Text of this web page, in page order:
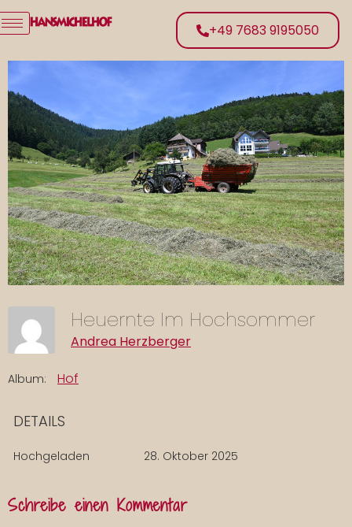
+49 7683 9195050
Heuernte Im Hochsommer
Andrea Herzberger
Album: Hof
DETAILS
Hochgeladen 28. Oktober 2025
Schreibe einen Kommentar